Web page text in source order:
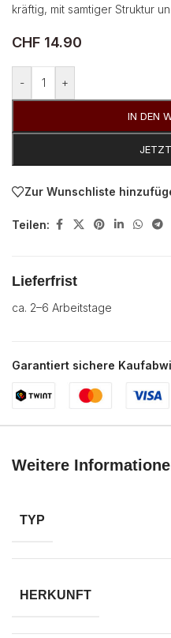
kräftig, mit samtiger Struktur
CHF 14.90
- +
IN DEN
Zur Wunschliste
Teilen:
Lieferfrist
ca. 2–6 Arbeitstage
Garantiert sichere
Weitere
TYP
HERKUNFT